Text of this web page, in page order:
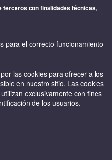
terceros con finalidades técnicas,
para el correcto funcionamiento
las cookies para ofrecer a los
en nuestro sitio. Las cookies
exclusivamente con fines
de los usuarios.
Online
que disponen de tienda
a través del teléfono o